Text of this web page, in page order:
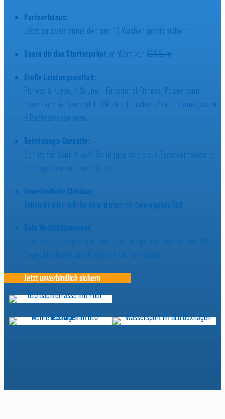
Partnerbonus:
Jetzt zu zweit anmelden und 12 Wochen gratis sichern
Spare dir das Starterpaket im Wert von 124 Euro
Große Leistungsvielfalt:
Fitness & Kurse, 4 Saunen, Functional Fitness, Powerraum,
Innen- und Außenpool, EGYM Zirkel, Rücken-Zirkel, Saunagarten
& Dachterrasse, uvm.
Betreuungs-Garantie:
Schritt für Schritt vom Trainingsplan bis zur Geräteeinweisung
mit Experten an deiner Seite
Unverbindliche Clubtour:
Schau dir alles in Ruhe an und mach dir dein eigenes Bild
Dein Wohlfühlsommer:
Trainieren, entspannen und neue Energie tanken - erlebe 365
Tage Urlaubsfeeling direkt vor deiner Haustür
Jetzt unverbindlich sichern